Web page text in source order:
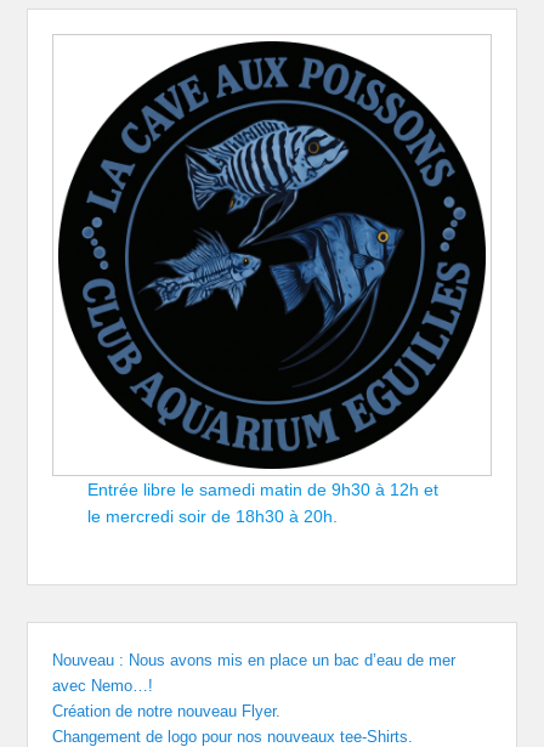
Entrée libre le samedi matin de 9h30 à 12h et
le mercredi soir de 18h30 à 20h.
Nouveau : Nous avons mis en place un bac d’eau de mer
avec Nemo…!
Création de notre nouveau Flyer.
Changement de logo pour nos nouveaux tee-Shirts.